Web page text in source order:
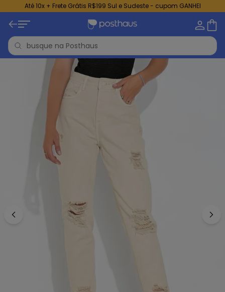
Até 10x + Frete Grátis R$199 Sul e Sudeste - cupom GANHEI